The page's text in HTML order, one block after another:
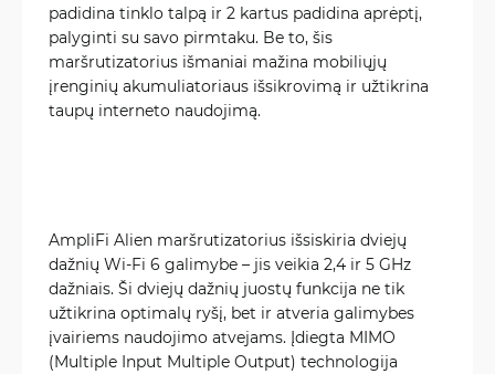
padidina tinklo talpą ir 2 kartus padidina aprėptį,
palyginti su savo pirmtaku. Be to, šis
maršrutizatorius išmaniai mažina mobiliųjų
įrenginių akumuliatoriaus išsikrovimą ir užtikrina
taupų interneto naudojimą.
AmpliFi Alien maršrutizatorius išsiskiria dviejų
dažnių Wi-Fi 6 galimybe – jis veikia 2,4 ir 5 GHz
dažniais. Ši dviejų dažnių juostų funkcija ne tik
užtikrina optimalų ryšį, bet ir atveria galimybes
įvairiems naudojimo atvejams. Įdiegta MIMO
(Multiple Input Multiple Output) technologija